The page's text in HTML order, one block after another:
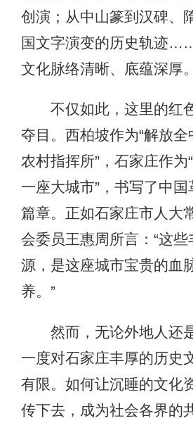
创演；从中山篆到汉碑、
国文字演变的历史轨迹
文化脉络清晰、底蕴深厚。
不仅如此，这里的红
夺目。西柏坡作为“解放
农村指挥所”，石家庄作为
一座大城市”，书写了中
篇章。正如石家庄市人大
会委员王惠周所言：“这
源，是这座城市宝贵的血
养。”
然而，无论外地人还
一度对石家庄丰厚的历史
有限。如何让沉睡的文化资
传下去，成为社会各界的